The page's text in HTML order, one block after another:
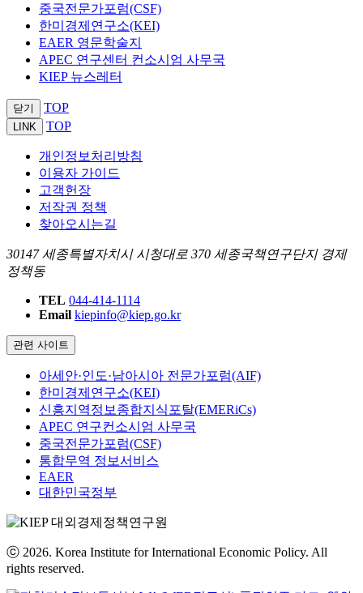
중국전문가포럼(CSF)
한미경제연구소(KEI)
EAER 영문학술지
APEC 연구센터 컨소시엄 사무국
KIEP 뉴스레터
닫기 TOP
LINK TOP
개인정보처리방침
이용자 가이드
고객헌장
저작권 정책
찾아오시는길
30147 세종특별자치시 시청대로 370 세종국책연구단지 경제
정책동
TEL 044-414-1114
Email kiepinfo@kiep.go.kr
관련 사이트
아세안·인도·남아시아 전문가포럼(AIF)
한미경제연구소(KEI)
신흥지역정보종합지식포탈(EMERiCs)
APEC 연구컨소시엄 사무국
중국전문가포럼(CSF)
통합무역 정보서비스
EAER
대한민국정부
ⓒ 2026. Korea Institute for International Economic Policy. All
rights reserved.